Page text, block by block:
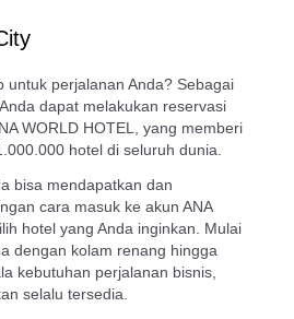
untuk perjalanan Anda? Sebagai
dapat melakukan reservasi
WORLD HOTEL, yang memberi
hotel di seluruh dunia.
bisa mendapatkan dan
cara masuk ke akun ANA
hotel yang Anda inginkan. Mulai
dengan kolam renang hingga
kebutuhan perjalanan bisnis,
selalu tersedia.